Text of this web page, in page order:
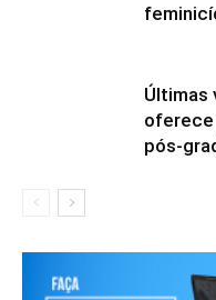
Últimas
oferece
pós-